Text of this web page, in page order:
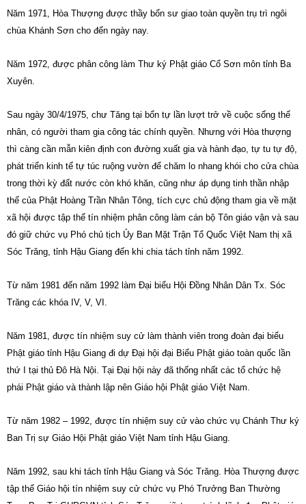
Năm 1971, Hòa Thượng được thầy bổn sư giao toàn quyền trụ trì ngôi
chùa Khánh Sơn cho đến ngày nay.
Năm 1972, được phân công làm Thư ký Phật giáo Cổ Sơn môn tỉnh Ba
Xuyên.
Sau ngày 30/4/1975, chư Tăng tại bổn tự lần lượt trở về cuộc sống thế
nhân, có người tham gia công tác chính quyền. Nhưng với Hòa thượng
thì càng cần mẫn kiên định con đường xuất gia và hành đạo, tự tu tự độ,
phát triển kinh tế tự túc ruộng vườn để chăm lo nhang khói cho cửa chùa
trong thời kỳ đất nước còn khó khăn, cũng như áp dụng tinh thần nhập
thế của Phật Hoàng Trần Nhân Tông, tích cực chủ động tham gia về mặt
xã hội được tập thể tín nhiệm phân công làm cán bộ Tôn giáo vận và sau
đó giữ chức vụ Phó chủ tịch Ủy Ban Mặt Trận Tổ Quốc Việt Nam thị xã
Sóc Trăng, tỉnh Hậu Giang đến khi chia tách tỉnh năm 1992.
Từ năm 1981 đến năm 1992 làm Đại biểu Hội Đồng Nhân Dân Tx. Sóc
Trăng các khóa IV, V, VI.
Năm 1981, được tín nhiệm suy cử làm thành viên trong đoàn đại biểu
Phật giáo tỉnh Hậu Giang đi dự Đại hội đại Biểu Phật giáo toàn quốc lần
thứ I tại thủ Đô Hà Nội. Tại Đại hội này đã thống nhất các tổ chức hệ
phái Phật giáo và thành lập nên Giáo hội Phật giáo Việt Nam.
Từ năm 1982 – 1992, được tín nhiệm suy cử vào chức vụ Chánh Thư ký
Ban Trị sự Giáo Hội Phật giáo Việt Nam tỉnh Hậu Giang.
Năm 1992, sau khi tách tỉnh Hậu Giang và Sóc Trăng. Hòa Thượng được
tập thể Giáo hội tín nhiệm suy cử chức vụ Phó Trưởng Ban Thường